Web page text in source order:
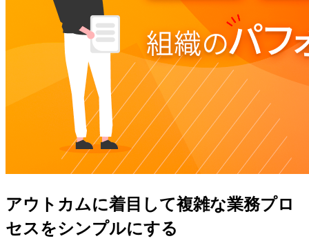
アウトカムに着目して複雑な業務プロ
セスをシンプルにする